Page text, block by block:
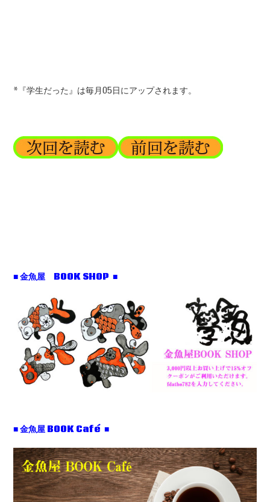
*『学生だった』は毎月05日にアップされます。
■ 金魚屋 BOOK SHOP ■
■ 金魚屋 BOOK Café ■